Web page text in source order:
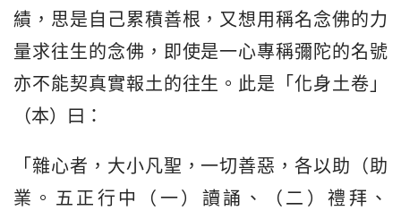
績，思是自己累積善根，又想用稱名念佛的力
量求往生的念佛，即使是一心專稱彌陀的名號
亦不能契真實報土的往生。此是「化身土卷」
（本）曰：
「雜心者，大小凡聖，一切善惡，各以助（助
業。五正行中（一）讀誦、（二）禮拜、